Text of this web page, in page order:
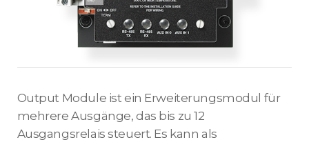
Output Module ist ein Erweiterungsmodul für
mehrere Ausgänge, das bis zu 12
Ausgangsrelais steuert. Es kann als